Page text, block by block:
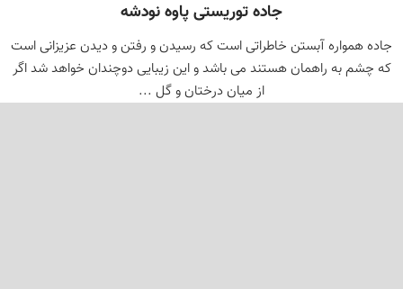
جاده توریستی پاوه نودشه
جاده همواره آبستن خاطراتی است که رسیدن و رفتن و دیدن عزیزانی است
که چشم به راهمان هستند می باشد و این زیبایی دوچندان خواهد شد اگر
از میان درختان و گل ...